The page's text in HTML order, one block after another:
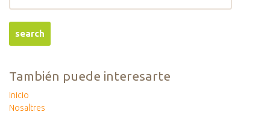
También puede interesarte
Inicio
Nosaltres